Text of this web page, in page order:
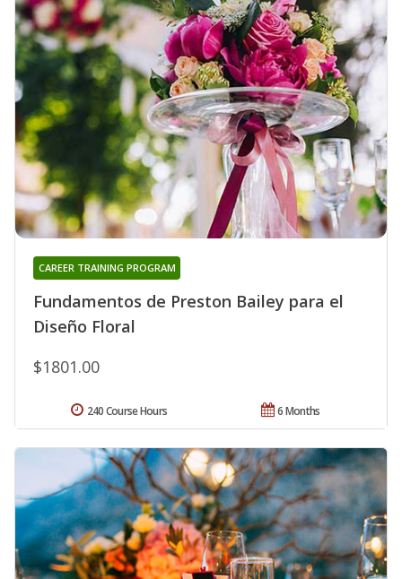
Fundamentos de Preston Bailey para el
Diseño Floral
CAREER TRAINING PROGRAM
$1801.00
6 Months
240 Course Hours